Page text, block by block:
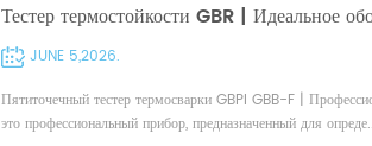
Тестер термостойкости GBR | Идеальное
JUNE 5,2026.
Пятиточечный тестер термосварки GBPI GBB-F |
это профессиональный прибор, предназначенный для